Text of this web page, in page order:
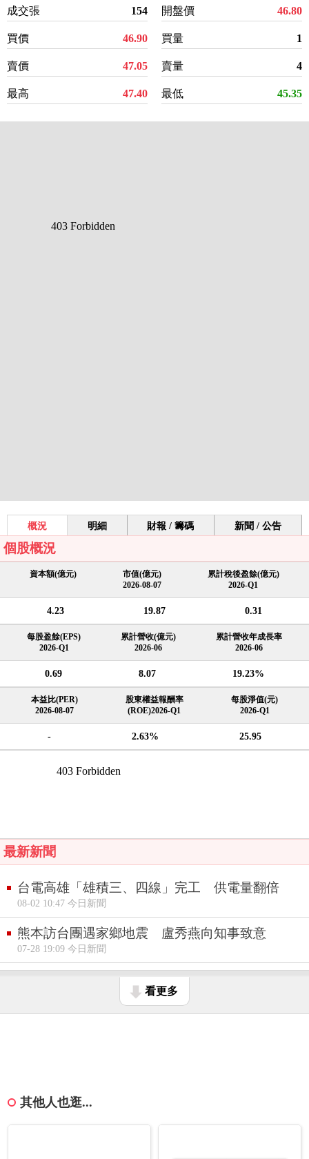
成交張 154
買價 46.90
賣價 47.05
最高 47.40
開盤價 46.80
買量 1
賣量 4
最低 45.35
概況 明細 財報 / 籌碼 新聞 / 公告
個股概況
資本額(億元)
市值(億元)
2026-08-07
累計稅後盈餘(億元)
2026-Q1
4.23 19.87 0.31
每股盈餘(EPS)
2026-Q1
累計營收(億元)
2026-06
累計營收年成長率
2026-06
0.69 8.07 19.23%
本益比(PER)
2026-08-07
股東權益報酬率
(ROE)2026-Q1
每股淨值(元)
2026-Q1
- 2.63% 25.95
最新新聞
台電高雄「雄積三、四線」完工 供電量翻倍
08-02 10:47 今日新聞
熊本訪台團遇家鄉地震 盧秀燕向知事致意
07-28 19:09 今日新聞
看更多
其他人也逛...